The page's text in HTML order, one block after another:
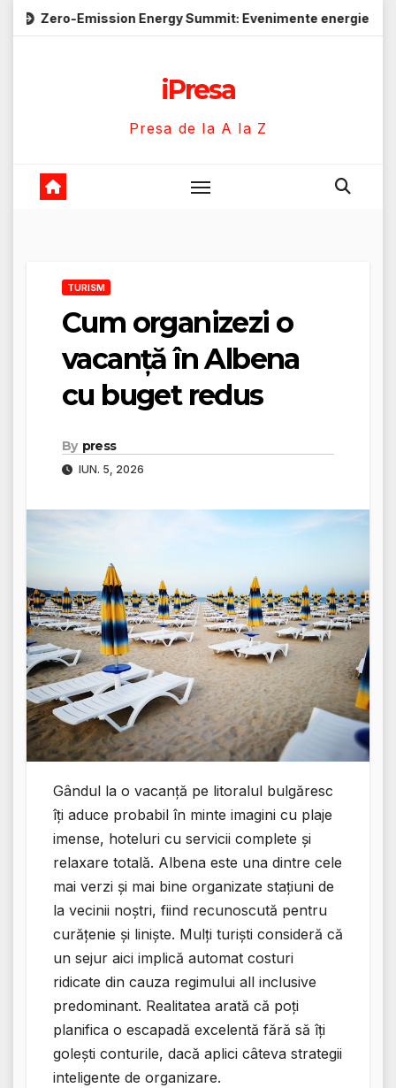
Skip Energy Summit: Evenimente energie despre soluții cu
iPresa
Presa de la A la Z
TURISM
Cum organizezi o
vacanță în Albena
cu buget redus
By press
IUN. 5, 2026
Gândul la o vacanță pe litoralul bulgăresc
îți aduce probabil în minte imagini cu plaje
imense, hoteluri cu servicii complete și
relaxare totală. Albena este una dintre cele
mai verzi și mai bine organizate stațiuni de
la vecinii noștri, fiind recunoscută pentru
curățenie și liniște. Mulți turiști consideră că
un sejur aici implică automat costuri
ridicate din cauza regimului all inclusive
predominant. Realitatea arată că poți
planifica o escapadă excelentă fără să îți
golești conturile, dacă aplici câteva strategii
inteligente de organizare.